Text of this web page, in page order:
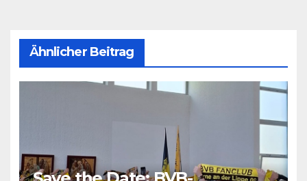
Ähnlicher Beitrag